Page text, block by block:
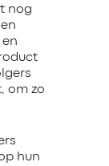
nog
om zo
hun